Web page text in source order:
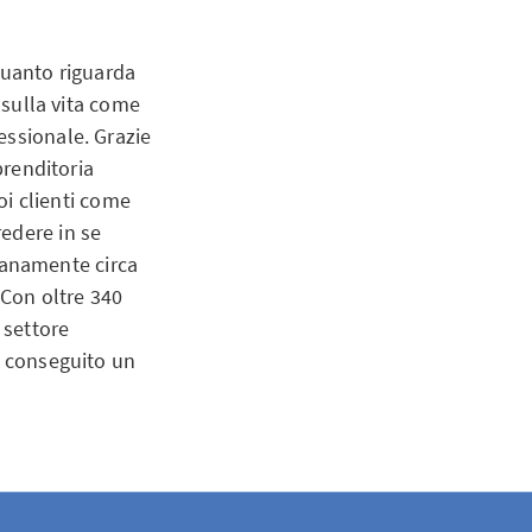
riguarda
vita come
Grazie
clienti come
in se
circa
oltre 340
conseguito un